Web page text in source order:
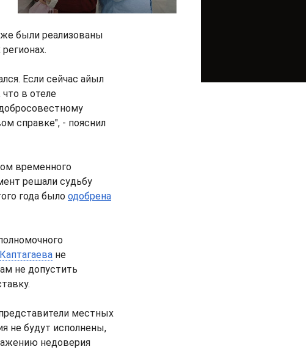
были реализованы
Если сейчас айыл
в отеле
справке", - пояснил
временного
решали судьбу
года было одобрена
не
не допустить
местных
не будут исполнены,
недоверия